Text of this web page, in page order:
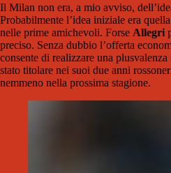
Il Milan non era, a mio avviso,
Probabilmente l’idea iniziale era
nelle prime amichevoli. Forse Allegri
preciso. Senza dubbio l’offerta
consente di realizzare una
stato titolare nei suoi due anni
nemmeno nella prossima stagione.